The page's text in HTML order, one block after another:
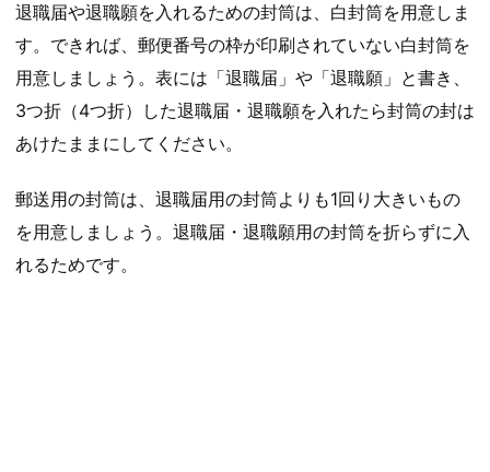
退職届や退職願を入れるための封筒は、白封筒を用意しま
す。できれば、郵便番号の枠が印刷されていない白封筒を
用意しましょう。表には「退職届」や「退職願」と書き、
3つ折（4つ折）した退職届・退職願を入れたら封筒の封は
あけたままにしてください。
郵送用の封筒は、退職届用の封筒よりも1回り大きいもの
を用意しましょう。退職届・退職願用の封筒を折らずに入
れるためです。